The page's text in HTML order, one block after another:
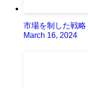
市場を制した戦
March 16, 2024